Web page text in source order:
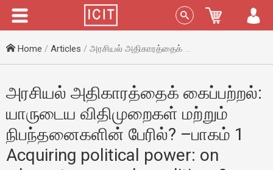
Menu Sign In
Home / Articles / அரசியல் அதிகாரத்தைக் கைப்பற்றல்: யாருடைய விதிமுறைகள் மற்றும் நிபந்தனைகளின் பேரில்? –பாகம் 1 Acquiring political power: on whose terms and conditions? (Part I) (Tamil)
அரசியல் அதிகாரத்தைக் கைப்பற்றல்:
யாருடைய விதிமுறைகள் மற்றும்
நிபந்தனைகளின் பேரில்? –பாகம் 1
Acquiring political power: on